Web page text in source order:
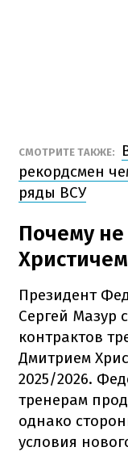
СМОТРИТЕ ТАКЖЕ:
рекордсмен
ряды ВСУ
Почему не
Президент
Сергей Мазур
контрактов
Дмитрием
2025/2026.
тренерам
однако
условия